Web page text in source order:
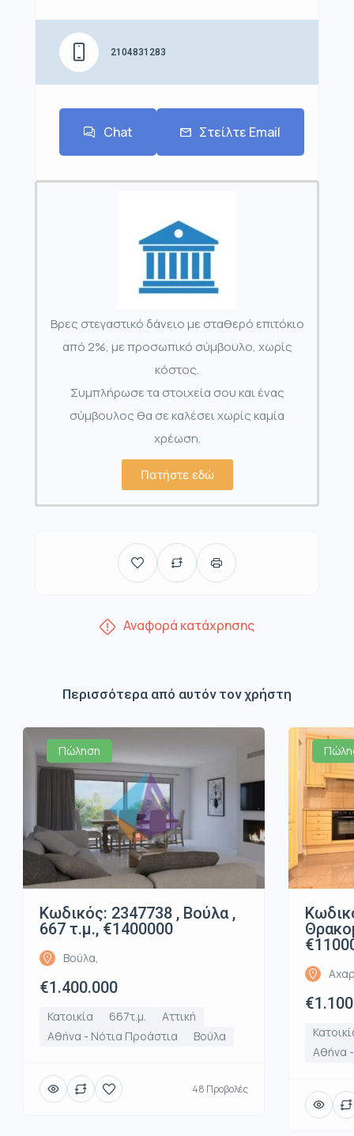
2104831283
Chat Στείλτε Email
Βρες στεγαστικό δάνειο με σταθερό επιτόκιο
από 2%, με προσωπικό σύμβουλο, χωρίς
κόστος.
Συμπλήρωσε τα στοιχεία σου και ένας
σύμβουλος θα σε καλέσει χωρίς καμία
χρέωση.
Πατήστε εδώ
Αναφορά κατάχρησης
Περισσότερα από αυτόν τον χρήστη
Πώληση
Κωδικός: 2347738 , Βούλα ,
667 τ.μ., €1400000
Βούλα,
€1.400.000
Κατοικία 667τ.μ.
Αττική
Αθήνα - Νότια Προάστια
Βούλα
48 Προβολές
Αθήνα